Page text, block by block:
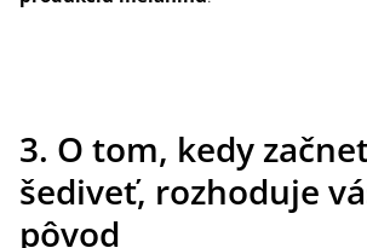
3. O tom, kedy
šediveť, rozhoduje
pôvod